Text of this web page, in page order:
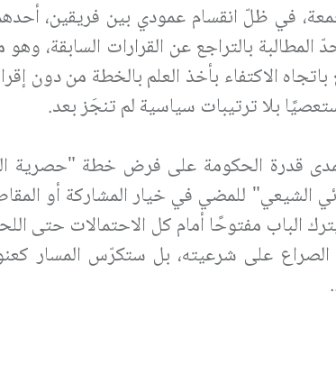
في ظلّ انقسام عمودي بين فريقين،
بالتراجع عن القرارات السابقة،
الاكتفاء بأخذ العلم بالخطة من دون
بلا ترتيبات سياسية لم تنجَز بعد.
لمدى قدرة الحكومة على فرض خطة "حصرية
الشيعي" للمضي في خيار المشاركة أو
الباب مفتوحًا أمام كل الاحتمالات حتى
على شرعيته، بل ستكرّس المسار